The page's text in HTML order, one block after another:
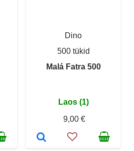
Dino
500 tükid
Malá Fatra 500
Laos (1)
9,00 €